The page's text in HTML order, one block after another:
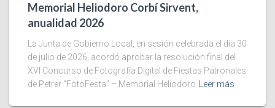
Memorial Heliodoro Corbí Sirvent,
anualidad 2026
La Junta de Gobierno Local, en sesión celebrada el día 30
de julio de 2026, acordó aprobar la resolución final del
XVI Concurso de Fotografía Digital de Fiestas Patronales
de Petrer “FotoFesta” – Memorial Heliodoro Leer más